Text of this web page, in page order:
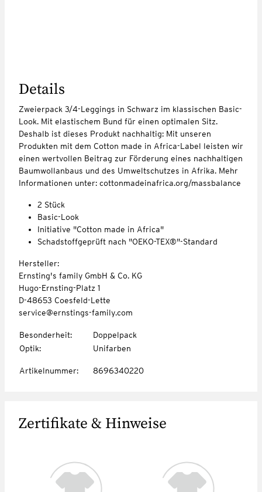
Details
Zweierpack 3/4-Leggings in Schwarz im klassischen Basic-
Look. Mit elastischem Bund für einen optimalen Sitz.
Deshalb ist dieses Produkt nachhaltig: Mit unseren
Produkten mit dem Cotton made in Africa-Label leisten wir
einen wertvollen Beitrag zur Förderung eines nachhaltigen
Baumwollanbaus und des Umweltschutzes in Afrika. Mehr
Informationen unter: cottonmadeinafrica.org/massbalance
2 Stück
Basic-Look
Initiative "Cotton made in Africa"
Schadstoffgeprüft nach "OEKO-TEX®"-Standard
Hersteller:
Ernsting's family GmbH & Co. KG
Hugo-Ernsting-Platz 1
D-48653 Coesfeld-Lette
service@ernstings-family.com
Besonderheit:
Doppelpack
Optik: Unifarben
Artikelnummer: 8696340220
Zertifikate & Hinweise